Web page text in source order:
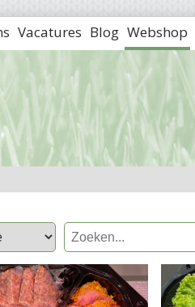
Webshop
Blog
Vacatures